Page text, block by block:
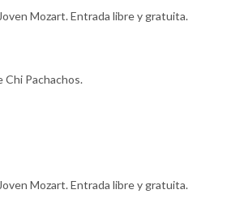
Mozart. Entrada libre y gratuita.
Chi Pachachos.
Mozart. Entrada libre y gratuita.